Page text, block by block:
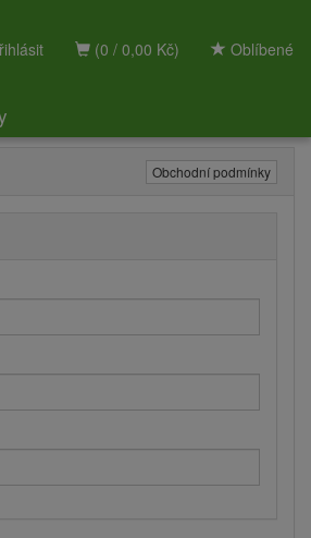
(0 / 0,00 Kč) Oblíbené
Obchodní podmínky